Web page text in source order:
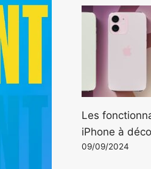
Les
iPhone à
09/09/2024